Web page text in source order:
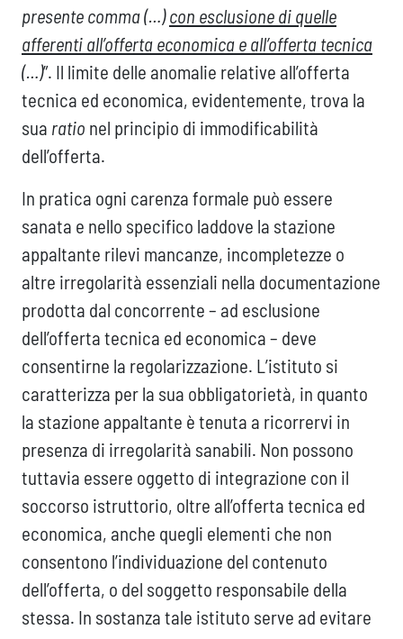
presente comma (…)con esclusione di quelle
afferenti all’offerta economica e all’offerta tecnica
(…)”. Il limite delle anomalie relative all’offerta
tecnica ed economica, evidentemente, trova la
sua ratio nel principio di immodificabilità
dell’offerta.
In pratica ogni carenza formale può essere
sanata e nello specifico laddove la stazione
appaltante rilevi mancanze, incompletezze o
altre irregolarità essenziali nella documentazione
prodotta dal concorrente – ad esclusione
dell’offerta tecnica ed economica – deve
consentirne la regolarizzazione. L’istituto si
caratterizza per la sua obbligatorietà, in quanto
la stazione appaltante è tenuta a ricorrervi in
presenza di irregolarità sanabili. Non possono
tuttavia essere oggetto di integrazione con il
soccorso istruttorio, oltre all’offerta tecnica ed
economica, anche quegli elementi che non
consentono l’individuazione del contenuto
dell’offerta, o del soggetto responsabile della
stessa. In sostanza tale istituto serve ad evitare